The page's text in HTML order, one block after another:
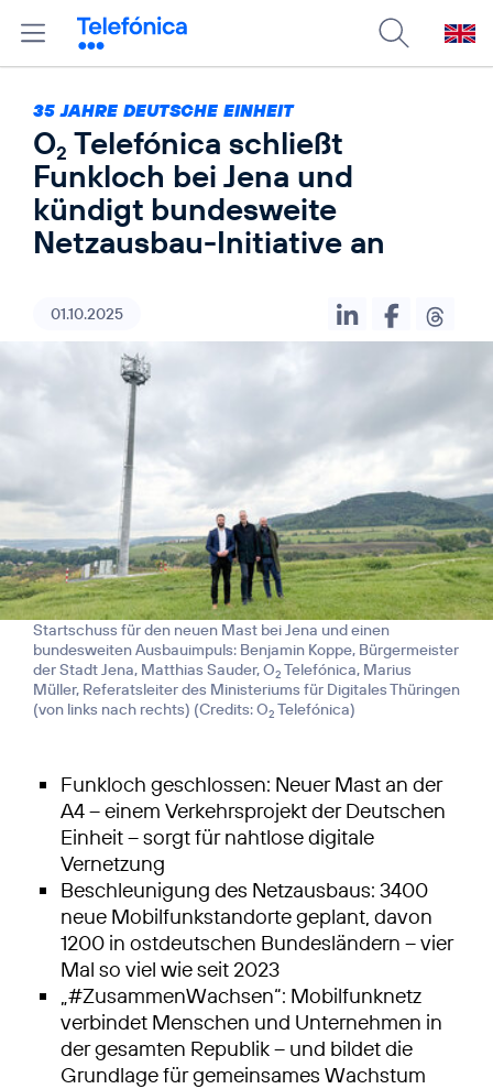
35 JAHRE DEUTSCHE EINHEIT
O2 Telefónica schließt
Funkloch bei Jena und
kündigt bundesweite
Netzausbau-Initiative an
01.10.2025
Startschuss für den neuen Mast bei Jena und einen
bundesweiten Ausbauimpuls: Benjamin Koppe, Bürgermeister
der Stadt Jena, Matthias Sauder, O2 Telefónica, Marius
Müller, Referatsleiter des Ministeriums für Digitales Thüringen
(von links nach rechts) (Credits: O2 Telefónica)
Funkloch geschlossen: Neuer Mast an der
A4 – einem Verkehrsprojekt der Deutschen
Einheit – sorgt für nahtlose digitale
Vernetzung
Beschleunigung des Netzausbaus: 3400
neue Mobilfunkstandorte geplant, davon
1200 in ostdeutschen Bundesländern – vier
Mal so viel wie seit 2023
„#ZusammenWachsen“: Mobilfunknetz
verbindet Menschen und Unternehmen in
der gesamten Republik – und bildet die
Grundlage für gemeinsames Wachstum